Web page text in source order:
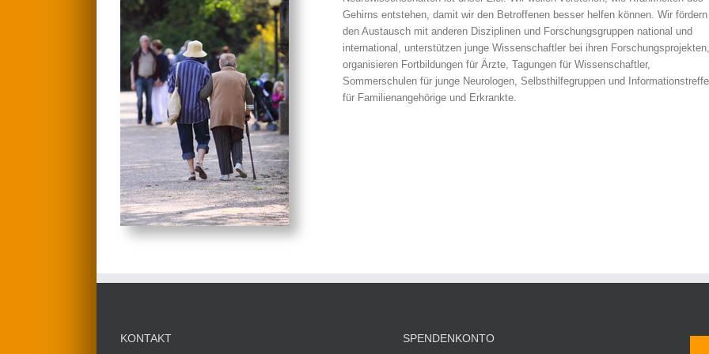
Gehirns entstehen, damit wir den Betroffenen besser helfen können. Wir fördern
den Austausch mit anderen Disziplinen und Forschungsgruppen national und
international, unterstützen junge Wissenschaftler bei ihren Forschungsprojekten,
organisieren Fortbildungen für Ärzte, Tagungen für Wissenschaftler,
Sommerschulen für junge Neurologen, Selbsthilfegruppen und
für Familienangehörige und Erkrankte.
KONTAKT SPENDENKONTO